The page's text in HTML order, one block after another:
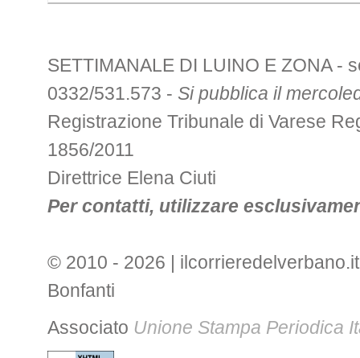
SETTIMANALE DI LUINO E ZONA -
0332/531.573 - Si pubblica il
Registrazione Tribunale di Varese
1856/2011
Direttrice Elena Ciuti
Per contatti, utilizzare
© 2010 - 2026 |
Bonfanti
Associato Unione Stampa Periodica